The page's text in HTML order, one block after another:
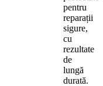
pentru
reparații
sigure,
cu
rezultate
de
lungă
durată.